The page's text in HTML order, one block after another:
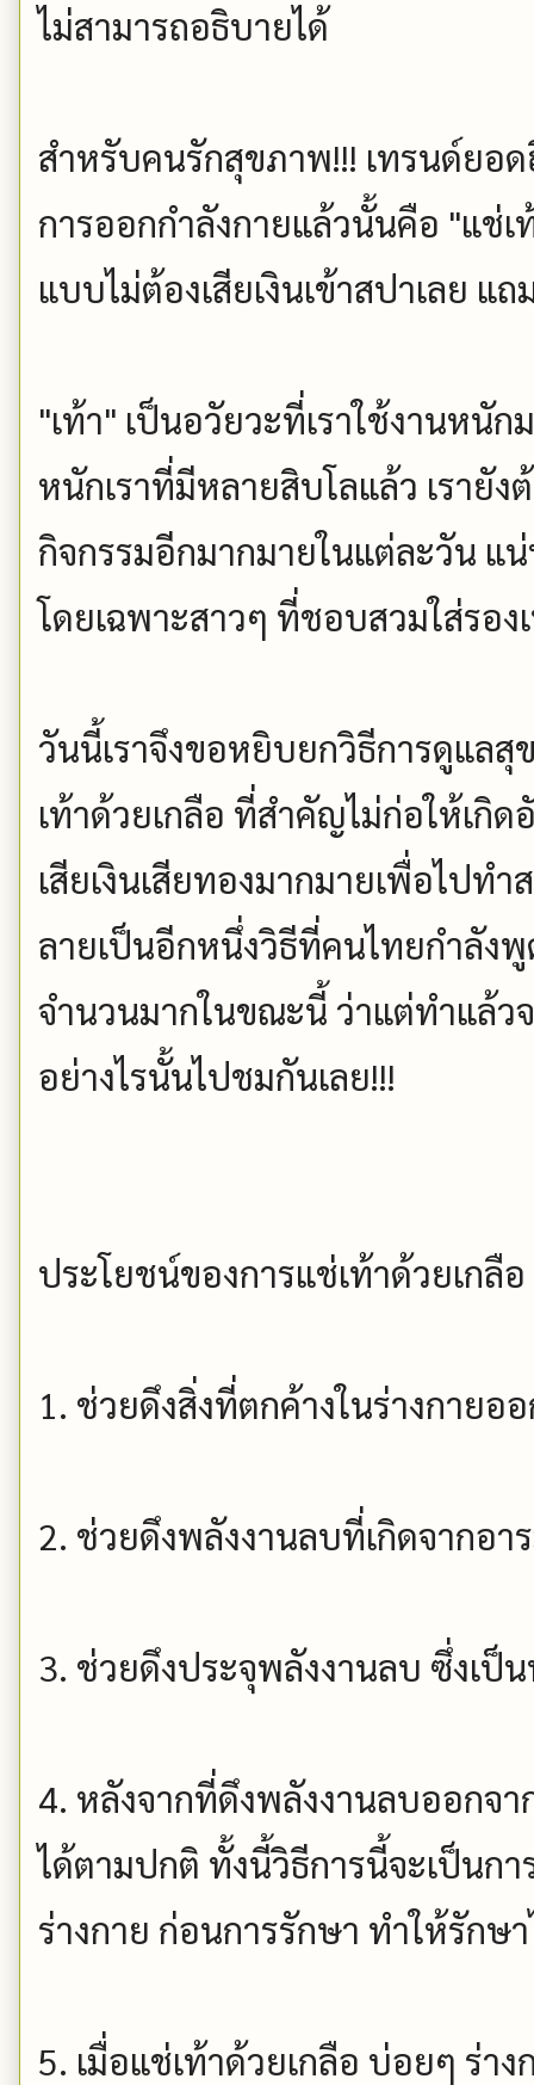
ไม่สามารถอธิบายได้
สำหรับคนรักสุขภาพ!!! เทรนด์ยอ
การออกกำลังกายแล้วนั้นคือ "แช่เ
แบบไม่ต้องเสียเงินเข้าสปาเลย แ
"เท้า" เป็นอวัยวะที่เราใช้งานหนั
หนักเราที่มีหลายสิบโลแล้ว เรายัง
กิจกรรมอีกมากมายในแต่ละวัน แ
โดยเฉพาะสาวๆ ที่ชอบสวมใส่รอ
วันนี้เราจึงขอหยิบยกวิธีการดูแล
เท้าด้วยเกลือ ที่สำคัญไม่ก่อให้เกิ
เสียเงินเสียทองมากมายเพื่อไปทำ
ลายเป็นอีกหนึ่งวิธีที่คนไทยกำลัง
จำนวนมากในขณะนี้ ว่าแต่ทำแล้ว
อย่างไรนั้นไปชมกันเลย!!!
ประโยชน์ของการแช่เท้าด้วยเกลือ
1. ช่วยดึงสิ่งที่ตกค้างในร่างกายอ
2. ช่วยดึงพลังงานลบที่เกิดจากอ
3. ช่วยดึงประจุพลังงานลบ ซึ่งเป็
4. หลังจากที่ดึงพลังงานลบออกจา
ได้ตามปกติ ทั้งนี้วิธีการนี้จะเป็นก
ร่างกาย ก่อนการรักษา ทำให้รักษ
5. เมื่อแช่เท้าด้วยเกลือ บ่อยๆ ร่า